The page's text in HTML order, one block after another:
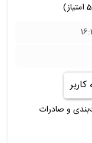
و صادرات